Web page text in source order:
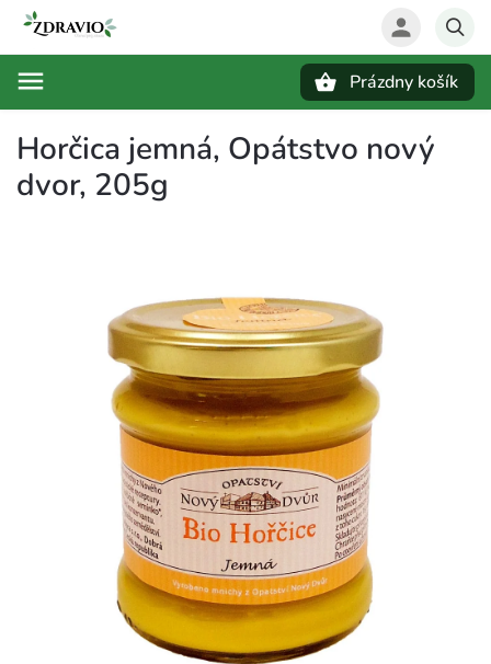
Prázdny košík
Horčica jemná, Opátstvo nový
dvor, 205g